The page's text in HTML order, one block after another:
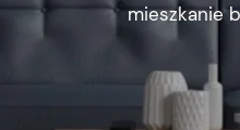
mieszkanie